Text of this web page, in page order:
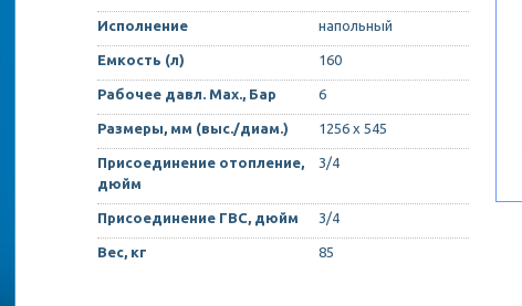
Исполнение напольный
Емкость (л) 160
Рабочее давл. Max., Бар 6
Размеры, мм (выс./диам.) 1256 х 545
Присоединение отопление,
дюйм
3/4
Присоединение ГВС, дюйм 3/4
Вес, кг 85